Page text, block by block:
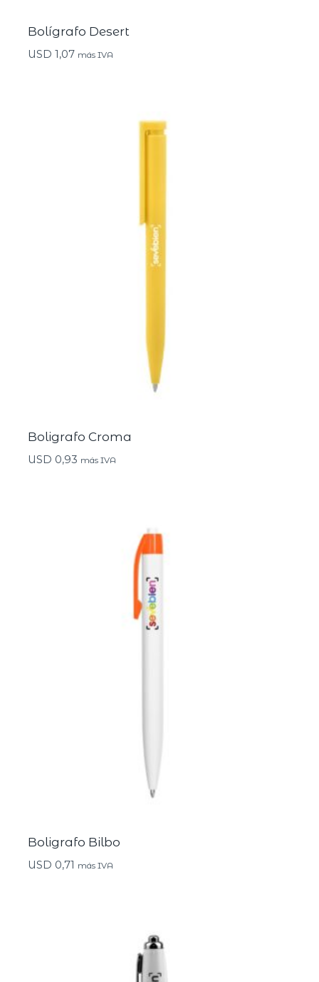
Bolígrafo Desert
USD 1,07 más IVA
Boligrafo Croma
USD 0,93 más IVA
Boligrafo Bilbo
USD 0,71 más IVA